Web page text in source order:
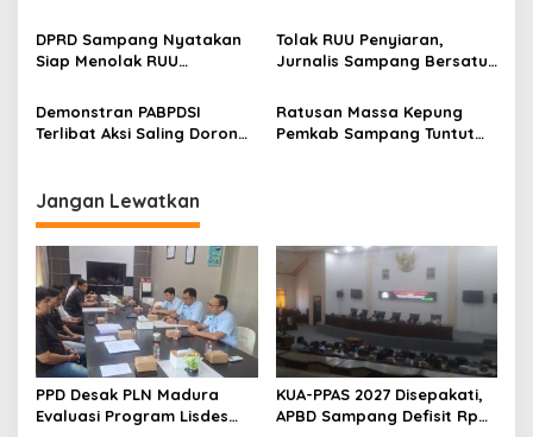
Perbup Disabilitas
DPRD Sampang Nyatakan
Siap Menolak RUU
Tolak RUU Penyiaran,
Jurnalis Sampang Bersatu
Dewan
Demonstran PABPDSI
Terlibat Aksi Saling Dorong
Ratusan Massa Kepung
Pemkab Sampang Tuntut
Jangan Lewatkan
PPD Desak PLN Madura
Evaluasi Program Lisdes
KUA-PPAS 2027 Disepakati,
APBD Sampang Defisit Rp